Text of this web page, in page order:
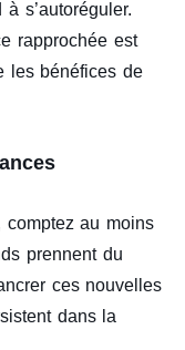
s’autoréguler.
rapprochée est
les bénéfices de
comptez au moins
prennent du
ces nouvelles
dans la